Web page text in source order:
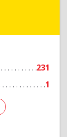
231
1
плюс»
Подробнее